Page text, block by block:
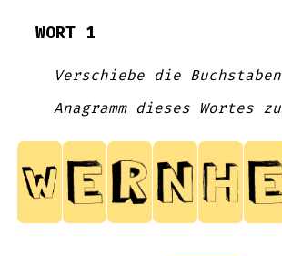
WORT 1
Verschiebe die
Anagramm dieses Wortes